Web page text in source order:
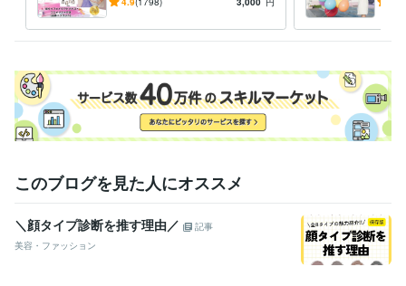
イメージコンサル
カラーセラピスト
コスメコンシェルジュ
メイクレッスン
このブログを見た人にオススメ
＼顔タイプ診断を推す理由／
記事
美容・ファッション